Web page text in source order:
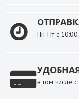
Пн-Пт с
в том числе